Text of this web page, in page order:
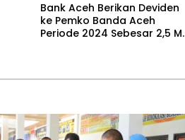
Bank Aceh Berikan Deviden
ke Pemko Banda Aceh
Periode 2024 Sebesar 2,5 M